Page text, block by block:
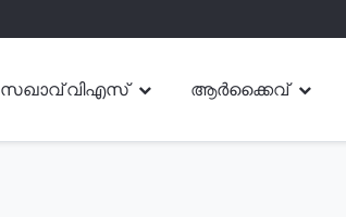
സഖാവ് വിഎസ് ആർക്കൈവ്